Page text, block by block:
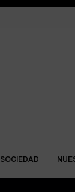
SOCIEDAD